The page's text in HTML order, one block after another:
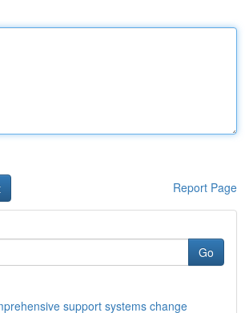
Report Page
Go
support systems change